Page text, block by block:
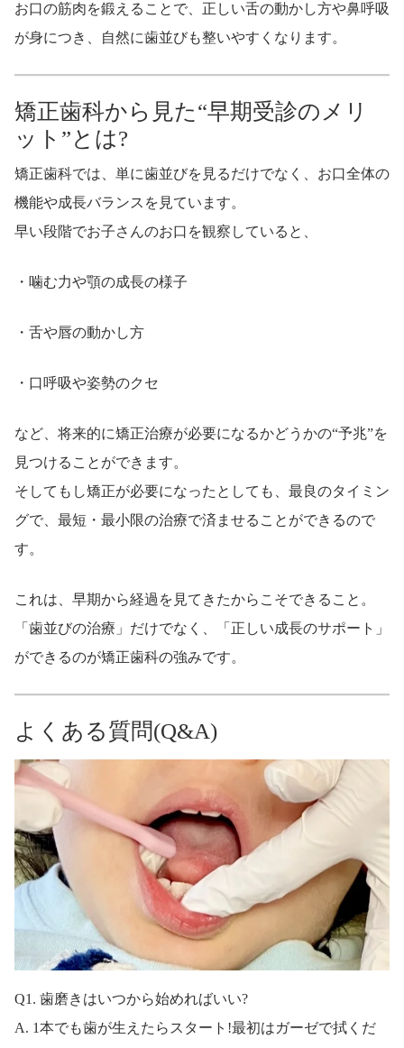
お口の筋肉を鍛えることで、正しい舌の動かし方や鼻呼吸
が身につき、自然に歯並びも整いやすくなります。
矯正歯科から見た“早期受診のメリ
ット”とは?
矯正歯科では、単に歯並びを見るだけでなく、お口全体の
機能や成長バランスを見ています。
早い段階でお子さんのお口を観察していると、
・噛む力や顎の成長の様子
・舌や唇の動かし方
・口呼吸や姿勢のクセ
など、将来的に矯正治療が必要になるかどうかの“予兆”を
見つけることができます。
そしてもし矯正が必要になったとしても、最良のタイミン
グで、最短・最小限の治療で済ませることができるので
す。
これは、早期から経過を見てきたからこそできること。
「歯並びの治療」だけでなく、「正しい成長のサポート」
ができるのが矯正歯科の強みです。
よくある質問(Q&A)
Q1. 歯磨きはいつから始めればいい?
A. 1本でも歯が生えたらスタート!最初はガーゼで拭くだ